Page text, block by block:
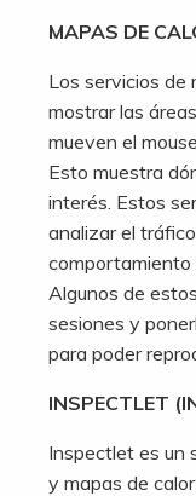
MAPAS DE
Los servicios de
mostrar las
mueven el
Esto muestra
interés. Estos
analizar el
comportamiento
Algunos de
sesiones y
para poder
INSPECTLET
Inspectlet es un
y mapas de